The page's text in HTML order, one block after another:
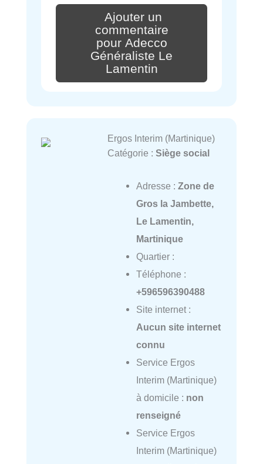
Ajouter un
commentaire
pour Adecco
Généraliste Le
Lamentin
Ergos Interim (Martinique)
Catégorie : Siège social
Adresse : Zone de
Gros la Jambette,
Le Lamentin,
Martinique
Quartier :
Téléphone :
+596596390488
Site internet :
Aucun site internet
connu
Service Ergos
Interim (Martinique)
à domicile : non
renseigné
Service Ergos
Interim (Martinique)